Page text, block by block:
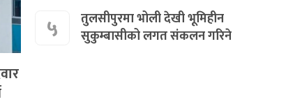
५
तुलसीपुरमा भोली देखी भूमिहीन
सुकुम्बासीको लगत संकलन गरिने